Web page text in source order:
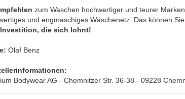
zum Waschen hochwertiger und teurer
und engmaschiges Wäschenetz. Das können
die sich lohnt!
Olaf Benz
Bodywear AG - Chemnitzer Str. 36-38 - 09228